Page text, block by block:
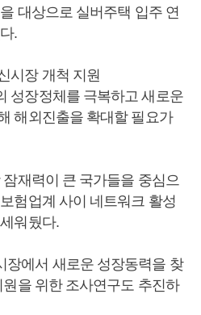
대상으로 실버주택 입주 연
.
시장 개척 지원
성장정체를 극복하고 새로운
해외진출을 확대할 필요가
재력이 큰 국가들을 중심으
험업계 사이 네트워크 활성
워뒀다.
장에서 새로운 성장동력을 찾
을 위한 조사연구도 추진하